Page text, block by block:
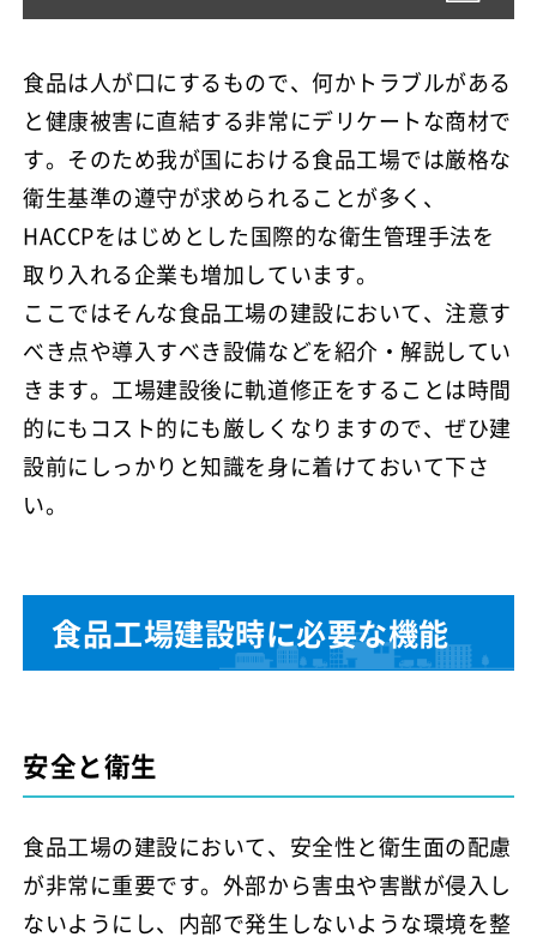
食品は人が口にするもので、何かトラブルがある
と健康被害に直結する非常にデリケートな商材で
す。そのため我が国における食品工場では厳格な
衛生基準の遵守が求められることが多く、
HACCPをはじめとした国際的な衛生管理手法を
取り入れる企業も増加しています。
ここではそんな食品工場の建設において、注意す
べき点や導入すべき設備などを紹介・解説してい
きます。工場建設後に軌道修正をすることは時間
的にもコスト的にも厳しくなりますので、ぜひ建
設前にしっかりと知識を身に着けておいて下さ
い。
食品工場建設時に必要な機能
安全と衛生
食品工場の建設において、安全性と衛生面の配慮
が非常に重要です。外部から害虫や害獣が侵入し
ないようにし、内部で発生しないような環境を整